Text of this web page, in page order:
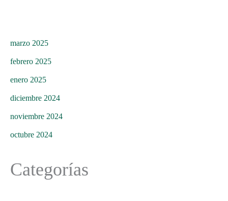
marzo 2025
febrero 2025
enero 2025
diciembre 2024
noviembre 2024
octubre 2024
Categorías